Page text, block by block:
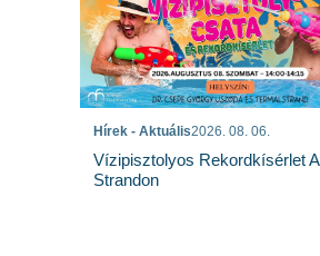
Hírek - Aktuális2026. 08. 06.
Vízipisztolyos Rekordkísérlet A
Strandon